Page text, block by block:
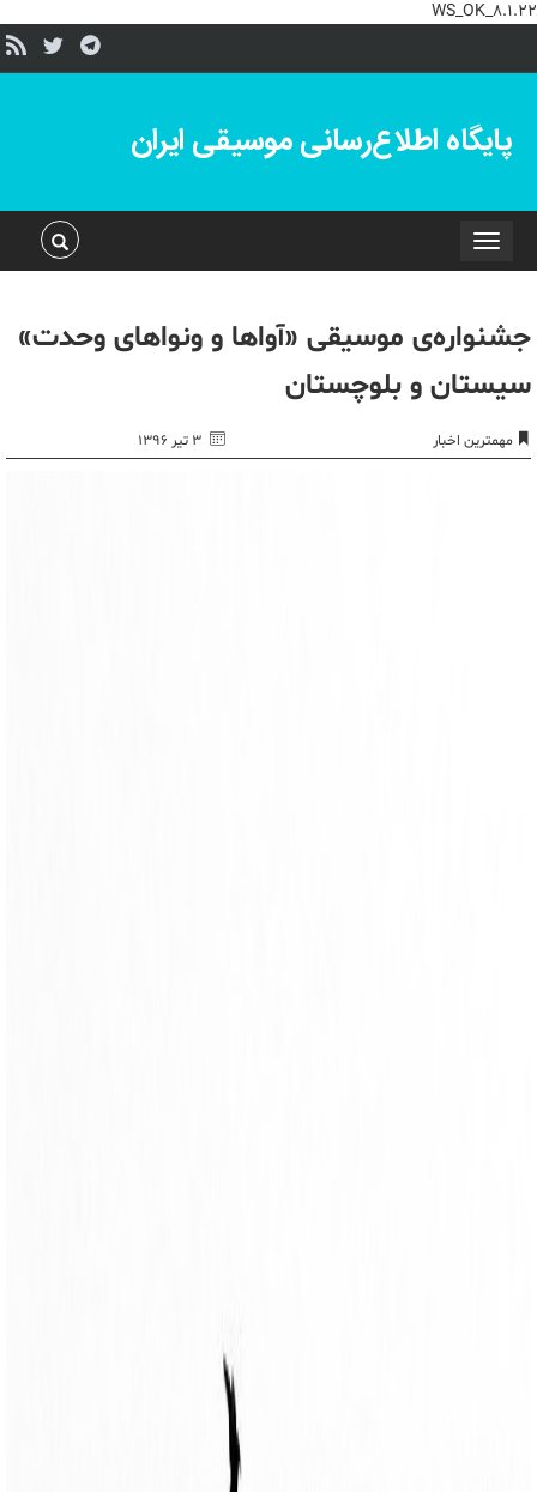
WS_OK_8.1.22
پایگاه اطلاع‌رسانی موسیقی ایران
Toggle
navigation
جشنواره‌ی موسیقی «آواها و ونواهای وحدت»
سیستان و بلوچستان
مهمترین اخبار ۳ تیر ۱۳۹۶